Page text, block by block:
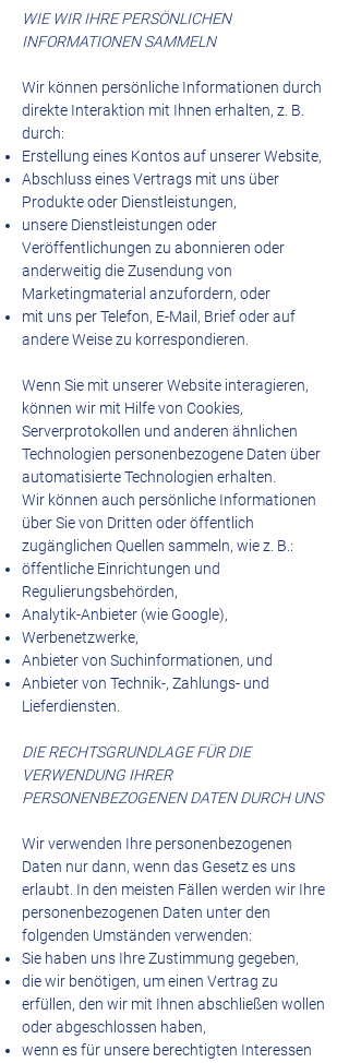
WIE WIR IHRE PERSÖNLICHEN
INFORMATIONEN SAMMELN
Wir können persönliche Informationen durch
direkte Interaktion mit Ihnen erhalten, z. B.
durch:
Erstellung eines Kontos auf unserer Website,
Abschluss eines Vertrags mit uns über
Produkte oder Dienstleistungen,
unsere Dienstleistungen oder
Veröffentlichungen zu abonnieren oder
anderweitig die Zusendung von
Marketingmaterial anzufordern, oder
mit uns per Telefon, E-Mail, Brief oder auf
andere Weise zu korrespondieren.
Wenn Sie mit unserer Website interagieren,
können wir mit Hilfe von Cookies,
Serverprotokollen und anderen ähnlichen
Technologien personenbezogene Daten über
automatisierte Technologien erhalten.
Wir können auch persönliche Informationen
über Sie von Dritten oder öffentlich
zugänglichen Quellen sammeln, wie z. B.:
öffentliche Einrichtungen und
Regulierungsbehörden,
Analytik-Anbieter (wie Google),
Werbenetzwerke,
Anbieter von Suchinformationen, und
Anbieter von Technik-, Zahlungs- und
Lieferdiensten.
DIE RECHTSGRUNDLAGE FÜR DIE
VERWENDUNG IHRER
PERSONENBEZOGENEN DATEN DURCH UNS
Wir verwenden Ihre personenbezogenen
Daten nur dann, wenn das Gesetz es uns
erlaubt. In den meisten Fällen werden wir Ihre
personenbezogenen Daten unter den
folgenden Umständen verwenden:
Sie haben uns Ihre Zustimmung gegeben,
die wir benötigen, um einen Vertrag zu
erfüllen, den wir mit Ihnen abschließen wollen
oder abgeschlossen haben,
wenn es für unsere berechtigten Interessen